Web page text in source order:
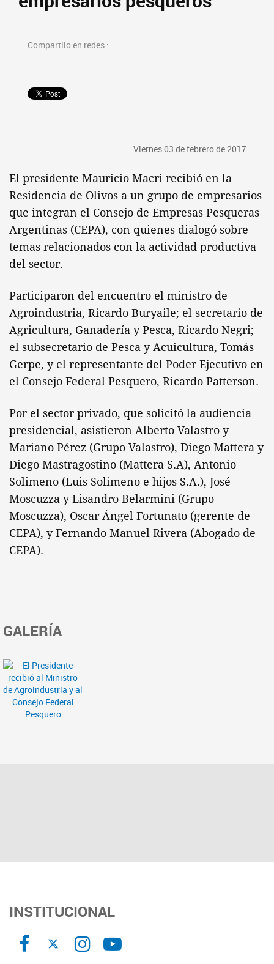
Compartilo en redes :
Viernes 03 de febrero de 2017
El presidente Mauricio Macri recibió en la
Residencia de Olivos a un grupo de empresarios
que integran el Consejo de Empresas Pesqueras
Argentinas (CEPA), con quienes dialogó sobre
temas relacionados con la actividad productiva
del sector.
Participaron del encuentro el ministro de
Agroindustria, Ricardo Buryaile; el secretario de
Agricultura, Ganadería y Pesca, Ricardo Negri;
el subsecretario de Pesca y Acuicultura, Tomás
Gerpe, y el representante del Poder Ejecutivo en
el Consejo Federal Pesquero, Ricardo Patterson.
Por el sector privado, que solicitó la audiencia
presidencial, asistieron Alberto Valastro y
Mariano Pérez (Grupo Valastro), Diego Mattera y
Diego Mastragostino (Mattera S.A), Antonio
Solimeno (Luis Solimeno e hijos S.A.), José
Moscuzza y Lisandro Belarmini (Grupo
Moscuzza), Oscar Ángel Fortunato (gerente de
CEPA), y Fernando Manuel Rivera (Abogado de
CEPA).
GALERÍA
INSTITUCIONAL